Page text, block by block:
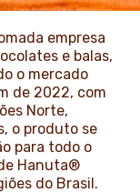
empresa
e balas,
o mercado
de 2022, com
Norte,
o produto se
para todo o
Hanuta®
do Brasil.